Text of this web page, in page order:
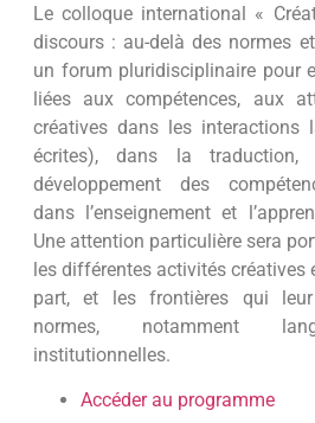
Le colloque international «
discours : au-delà des normes
un forum pluridisciplinaire pour
liées aux compétences, aux
créatives dans les interactions
écrites), dans la
développement des
dans l’enseignement et
Une attention particulière sera
les différentes activités créatives
part, et les frontières qui
normes, notamment
institutionnelles.
Accéder au programme